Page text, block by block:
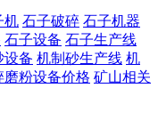
机 石子破碎 石子机器
石子设备 石子生产线
设备 机制砂生产线 机
磨粉设备价格 矿山相关